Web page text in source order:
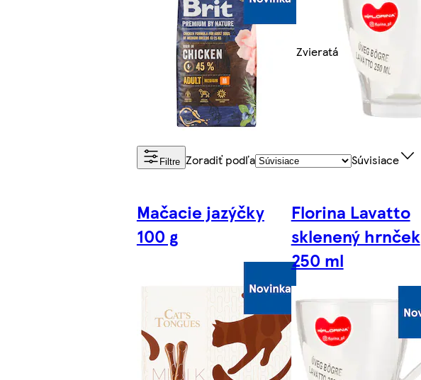
Zvieratá
Filtre Zoradiť podľa Súvisiace
Mačacie jazýčky
100 g
Florina Lavatto
sklenený hrnček
250 ml